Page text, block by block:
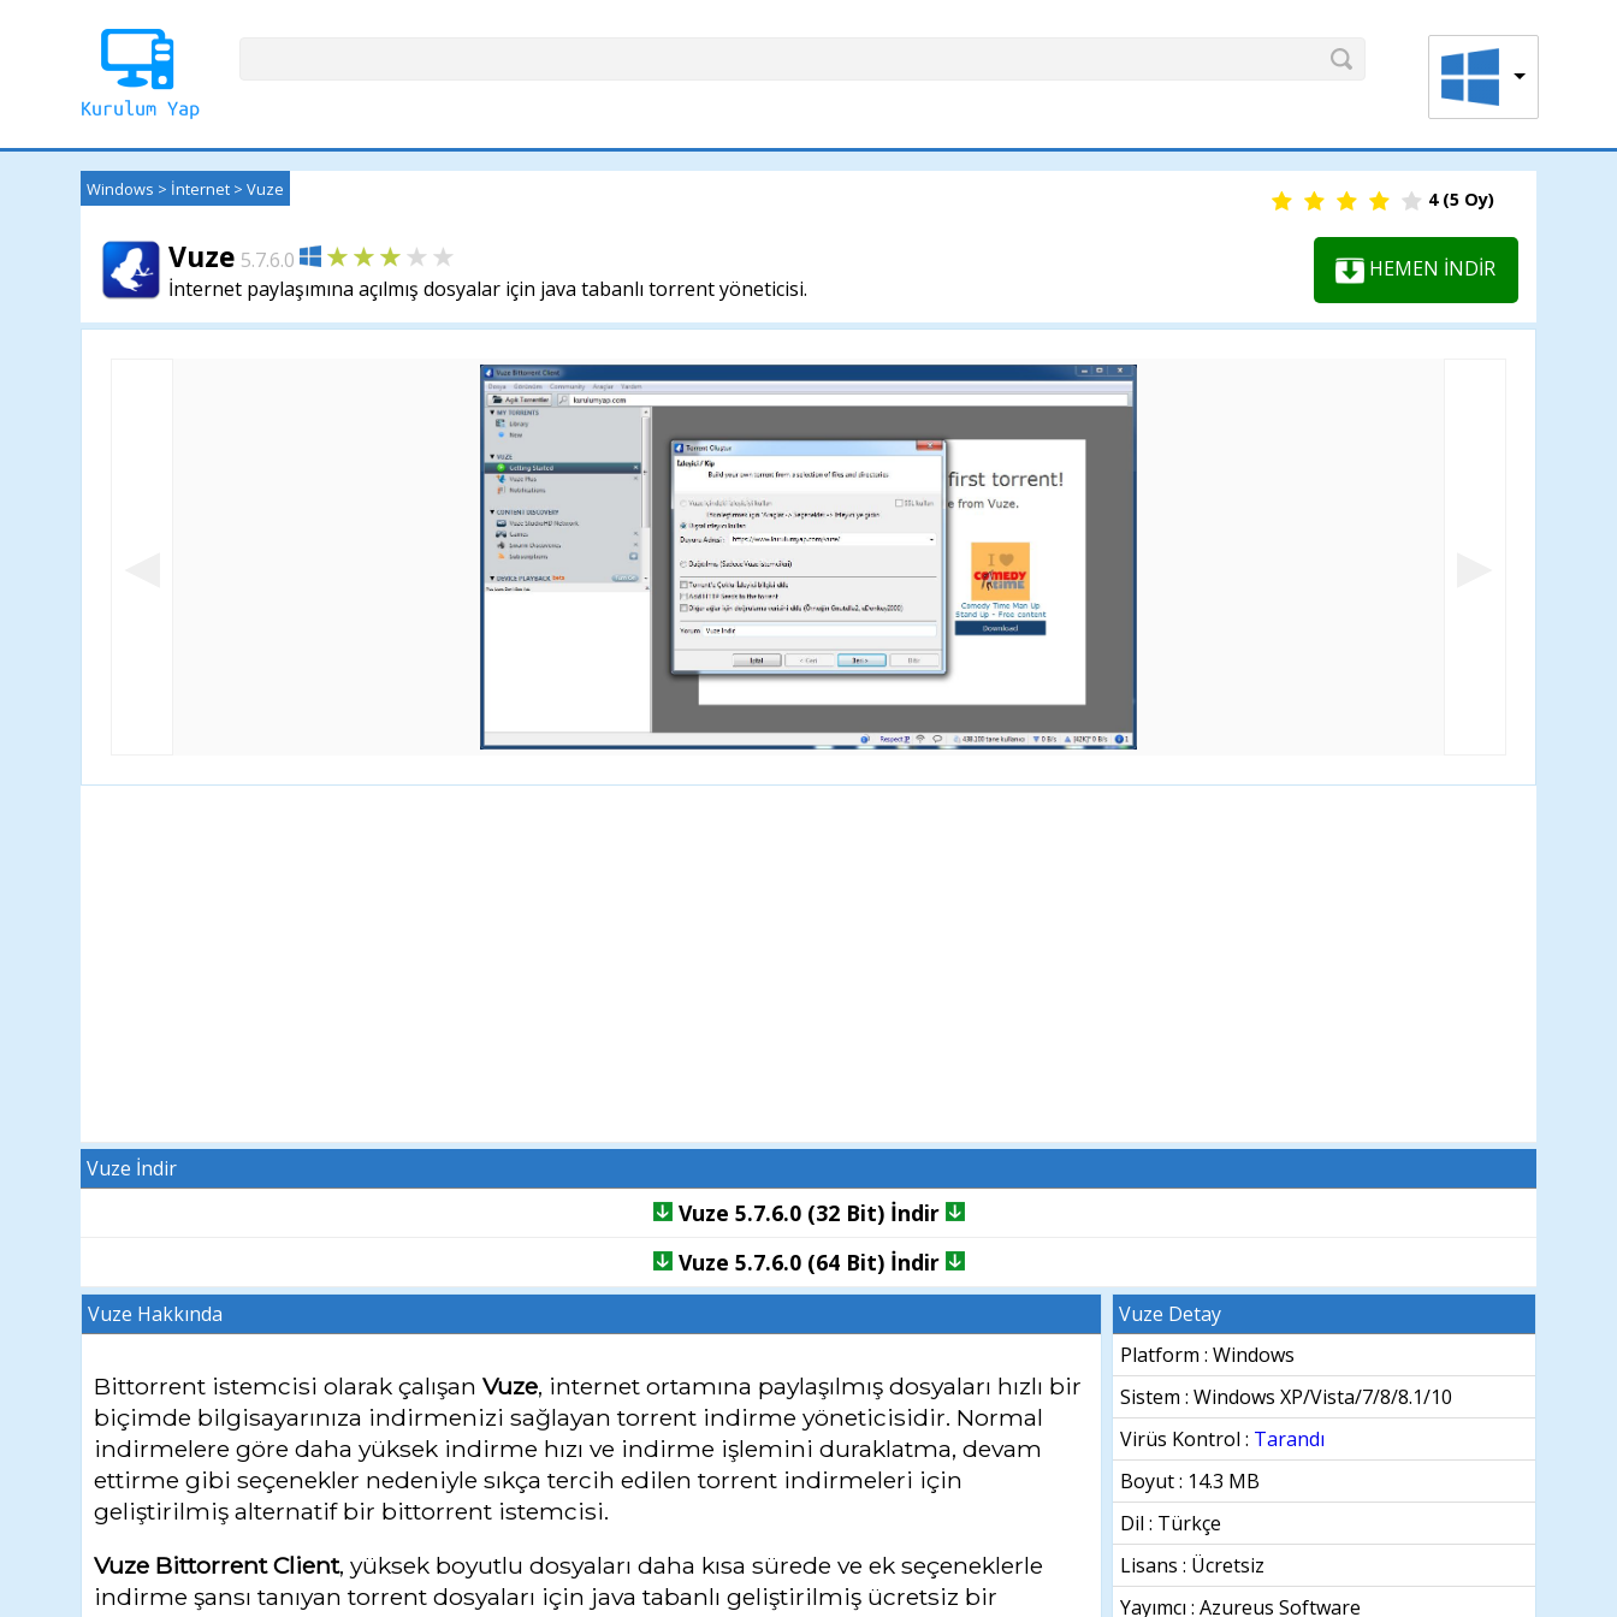
Windows > İnternet >Vuze 4(5Oy)
Vuze 5.7.6.0
İnternet paylaşımına açılmış dosyalar için java tabanlı torrent yöneticisi.
HEMEN İNDİR
Vuze İndir
Vuze 5.7.6.0 (32 Bit) İndir
Vuze 5.7.6.0 (64 Bit) İndir
Vuze Hakkında
Bittorrent istemcisi olarak çalışanVuze, internet ortamına paylaşılmış dosyaları hızlı bir
biçimde bilgisayarınıza indirmenizi sağlayan torrent indirme yöneticisidir. Normal
indirmelere göre daha yüksek indirme hızı ve indirme işlemini duraklatma, devam
ettirme gibi seçenekler nedeniyle sıkça tercih edilen torrent indirmeleri için
geliştirilmiş alternatif bir bittorrent istemcisi.
Vuze Bittorrent Client, yüksek boyutlu dosyaları daha kısa sürede ve ek seçeneklerle
indirme şansı tanıyan torrent dosyaları için java tabanlı geliştirilmiş ücretsiz bir
Vuze Detay
Platform : Windows
Sistem :Windows XP/Vista/7/8/8.1/10
Virüs Kontrol : Tarandı
Boyut : 14.3 MB
Dil : Türkçe
Lisans : Ücretsiz
Yayımcı : Azureus Software